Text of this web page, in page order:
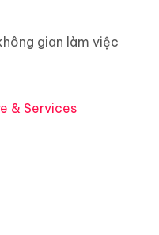
gian làm việc
& Services